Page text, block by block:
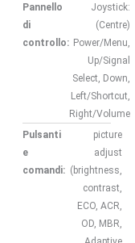
Pannello
di
controllo:
Joystick:
(Centre)
Power/Menu,
Up/Signal
Select, Down,
Left/Shortcut,
Right/Volume
Pulsanti
e
comandi:
picture
adjust
(brightness,
contrast,
ECO, ACR,
OD, MBR,